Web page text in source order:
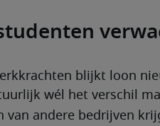
blijkt loon
wél het verschil
van andere bedrijven